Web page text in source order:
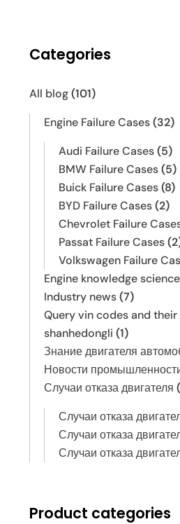
Categories
All blog(101)
Engine Failure Cases(32)
Audi Failure Cases(5)
BMW Failure Cases(5)
Buick Failure Cases(8)
BYD Failure Cases(2)
Chevrolet Failure
Passat Failure Cases
Volkswagen Failure
Engine knowledge science
Industry news(7)
Query vin codes and
shanhedongli (1)
Знание двигателя
Новости
Случаи отказа двигателя
Случаи отказа
Случаи отказа
Случаи отказа
Product categories